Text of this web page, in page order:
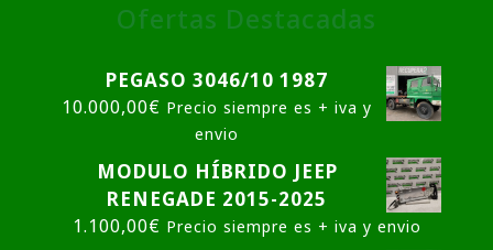
Ofertas Destacadas
PEGASO 3046/10 1987
10.000,00€ Precio siempre es + iva y
envio
MODULO HÍBRIDO JEEP
RENEGADE 2015-2025
1.100,00€ Precio siempre es + iva y envio